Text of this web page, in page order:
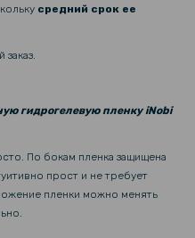
для Xiaomi Poco F6 Pro /
для Xiaomi Poco F6 Pro
Black
средний срок ее
гидрогелевую пленку iNobi
По бокам пленка защищена
прост и не требует
пленки можно менять